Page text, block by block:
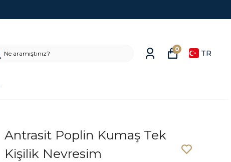
0 TR
Antrasit Poplin Kumaş Tek
Kişilik Nevresim